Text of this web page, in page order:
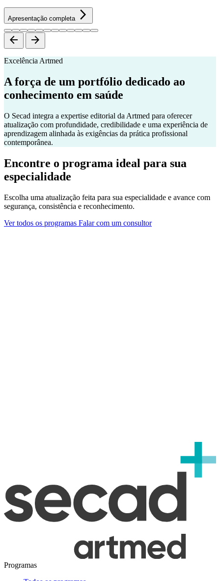
Apresentação completa arrow_forward_ios
arrow_back
arrow_forward
Excelência Artmed
A força de um portfólio dedicado ao
conhecimento em saúde
O Secad integra a expertise editorial da Artmed para oferecer
atualização com profundidade, credibilidade e uma experiência de
aprendizagem alinhada às exigências da prática profissional
contemporânea.
Encontre o programa ideal para sua
especialidade
Escolha uma atualização feita para sua especialidade e avance com
segurança, consistência e reconhecimento.
Ver todos os programas Falar com um consultor
Programas